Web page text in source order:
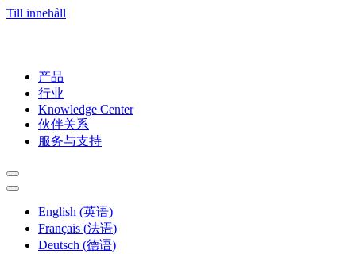
Till innehåll
产品
行业
Knowledge Center
伙伴关系
服务与支持
English (英语)
Français (法语)
Deutsch (德语)